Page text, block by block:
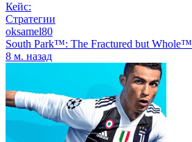
Кейс:
Стратегии
oksamel80
South Park™: The Fractured but Whole™
8 м. назад